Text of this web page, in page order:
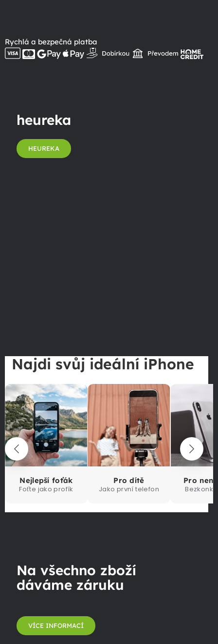
Rychlá a bezpečná platba
heureka
HEUREKA
Najdi svůj ideální iPhone
Nejlepší foťák
Foťte jako profík
Pro dítě
Jako první telefon
Pro
Na všechno zboží
dáváme záruku
VÍCE INFORMACÍ